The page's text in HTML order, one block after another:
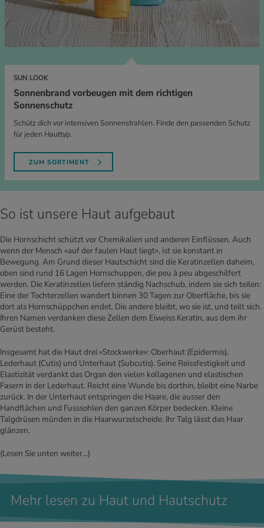
SUN LOOK
Sonnenbrand vorbeugen mit dem richtigen
Sonnenschutz
Schütz dich vor intensiven Sonnenstrahlen. Finde den passenden Schutz
für jeden Hauttyp.
ZUM SORTIMENT
So ist unsere Haut aufgebaut
Die Hornschicht schützt vor Chemikalien und anderen Einflüssen. Auch
wenn der Mensch «auf der faulen Haut liegt», ist sie konstant in
Bewegung. Am Grund dieser Hautschicht sind die Keratinzellen daheim,
oben sind rund 16 Lagen Hornschuppen, die peu à peu abgeschilfert
werden. Die Keratinzellen liefern ständig Nachschub, indem sie sich teilen:
Eine der Tochterzellen wandert binnen 30 Tagen zur Oberfläche, bis sie
dort als Hornschüppchen endet. Die andere bleibt, wo sie ist, und teilt sich.
Ihren Namen verdanken diese Zellen dem Eiweiss Keratin, aus dem ihr
Gerüst besteht.
Insgesamt hat die Haut drei «Stockwerke»: Oberhaut (Epidermis),
Lederhaut (Cutis) und Unterhaut (Subcutis). Seine Reissfestigkeit und
Elastizität verdankt das Organ den vielen kollagenen und elastischen
Fasern in der Lederhaut. Reicht eine Wunde bis dorthin, bleibt eine Narbe
zurück. In der Unterhaut entspringen die Haare, die ausser den
Handflächen und Fusssohlen den ganzen Körper bedecken. Kleine
Talgdrüsen münden in die Haarwurzelscheide. Ihr Talg lässt das Haar
glänzen.
(Lesen Sie unten weiter...)
Mehr lesen zu Haut und Hautschutz